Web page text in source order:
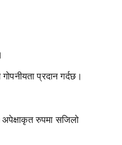
प्रदान गर्दछ।
अपेक्षाकृत रुपमा सजिलो